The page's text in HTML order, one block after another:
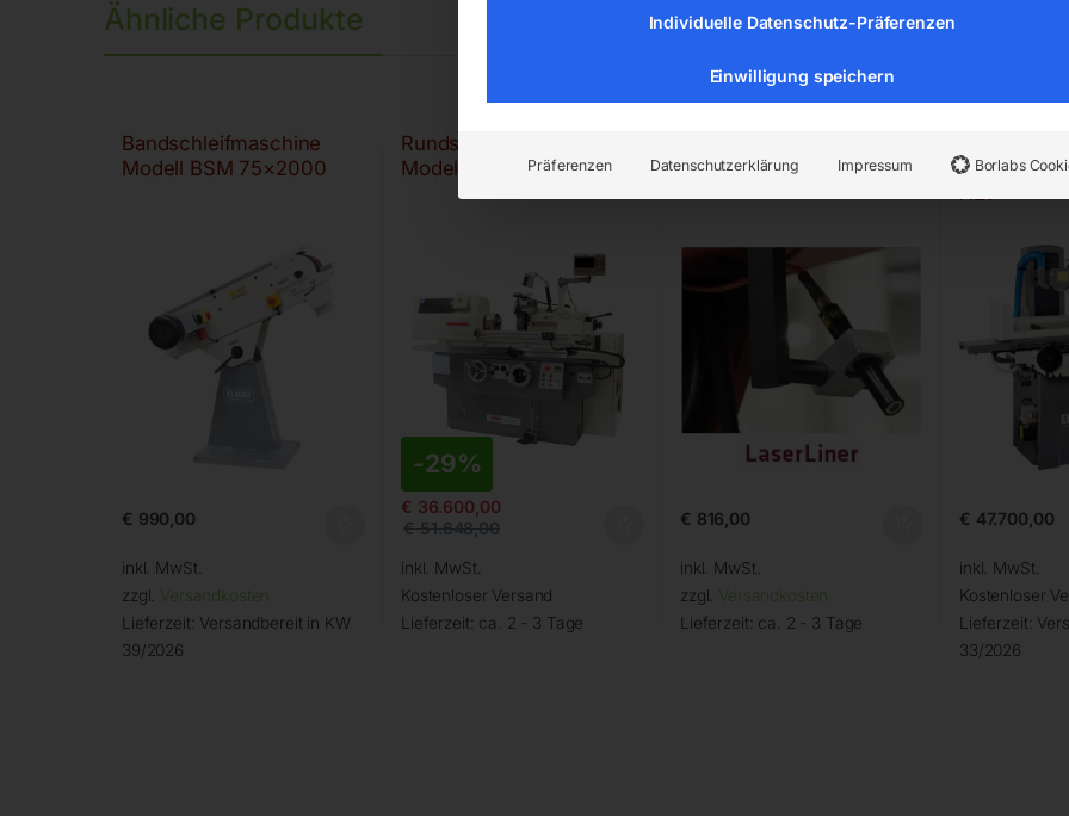
Ähnliche Produkte
Bandschleifmaschine
Modell BSM 75×2000
€ 990,00
inkl. MwSt.
zzgl. Versandkosten
Lieferzeit: Versandbereit in KW
39/2026
Rundschleifmaschine
Modell CG 800
-29%
€ 36.600,00
€51.648,00
inkl. MwSt.
Kostenloser Versand
Lieferzeit: ca. 2 - 3 Tage
Lasermessleitlinie
€ 816,00
inkl. MwSt.
zzgl. Versandkosten
Lieferzeit: ca. 2 - 3 Tage
Modell
ALV
€ 47.700,00
inkl. MwSt.
Kostenloser
Lieferzeit:
33/2026
Individuelle Datenschutz-Präferenzen
Einwilligung speichern
Präferenzen Datenschutzerklärung Impressum Borlabs